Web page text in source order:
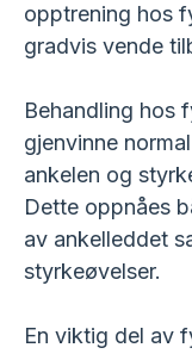
opptrening hos
gradvis vende
Behandling hos
gjenvinne
ankelen og
Dette oppnåes
av ankelleddet
styrkeøvelser.
En viktig del av